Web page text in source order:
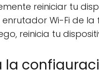
reiniciar tu
Wi-Fi de
reinicia tu
la